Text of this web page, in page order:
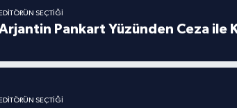
EDITÖRÜN SEÇTIĞI
Pankart Yüzünden Ceza ile
EDITÖRÜN SEÇTIĞI